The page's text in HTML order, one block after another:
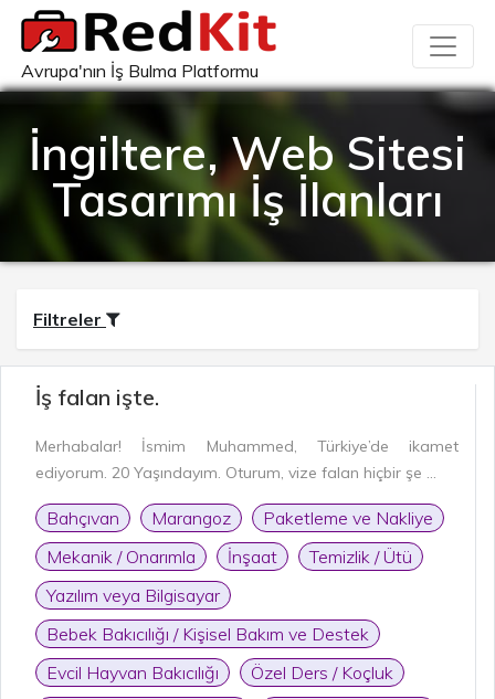
Avrupa'nın İş Bulma Platformu
İngiltere, Web Sitesi
Tasarımı İş İlanları
Filtreler
İş falan işte.
Merhabalar! İsmim Muhammed, Türkiye’de ikamet
ediyorum. 20 Yaşındayım. Oturum, vize falan hiçbir şe ...
Bahçıvan Marangoz
Paketleme ve Nakliye
Mekanik / Onarımla
İnşaat
Temizlik / Ütü
Yazılım veya Bilgisayar
Bebek Bakıcılığı / Kişisel Bakım ve Destek
Evcil Hayvan Bakıcılığı
Özel Ders / Koçluk